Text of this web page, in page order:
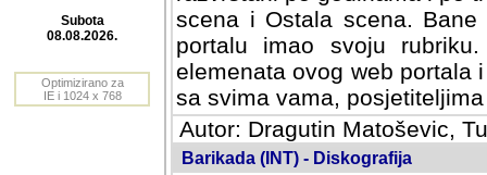
scena i Ostala scena.
portalu imao svoju
elemenata ovog web portala
sa svima vama,
Autor: Dragutin Matoševic,
Barikada (INT) - Diskografija